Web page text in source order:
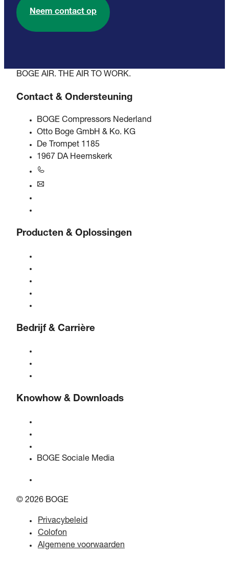
Neem contact op
BOGE AIR. THE AIR TO WORK.
Contact & Ondersteuning
BOGE Compressors Nederland
Otto Boge GmbH & Ko. KG
De Trompet 1185
1967 DA Heemskerk
Producten & Oplossingen
Bedrijf & Carrière
Knowhow & Downloads
BOGE Sociale Media
© 2026 BOGE
Privacybeleid
Colofon
Algemene voorwaarden